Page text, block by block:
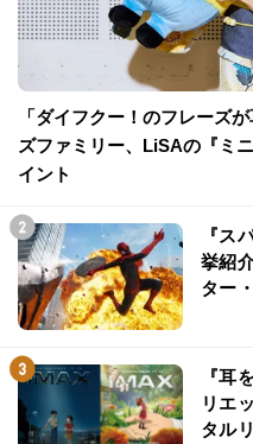
「ダイフクー！のフレーズ
ズファミリー、LiSAの『ミ
イント
『ス
挙紹
ター
『耳
リエ
タル